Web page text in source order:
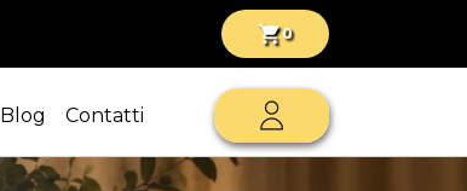
shopping_cart0
Blog Contatti